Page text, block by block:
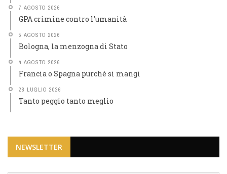
7 AGOSTO 2026
GPA crimine contro l’umanità
5 AGOSTO 2026
Bologna, la menzogna di Stato
4 AGOSTO 2026
Francia o Spagna purché si mangi
28 LUGLIO 2026
Tanto peggio tanto meglio
NEWSLETTER